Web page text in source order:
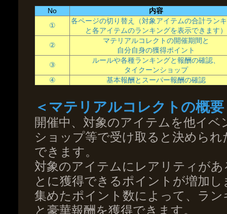
No
内容
①
各ページの切り替え（対象アイテムの合計ラン
と各アイテムのランキングを表示できます）
②
マテリアルコレクトの開催期間と
自分自身の獲得ポイント
③
ルールや各種ランキングと報酬の確認、
タイクーンショップ
④
基本報酬とスーパー報酬の確認
＜マテリアルコレクトの概要
開催中、対象のアイテムを他イ
ショップ等で受け取ると決めら
できます。
対象のアイテムにレアリティが
とに獲得できるポイントが増加し
集めたポイント数によって、ラ
と豪華報酬を獲得できます。